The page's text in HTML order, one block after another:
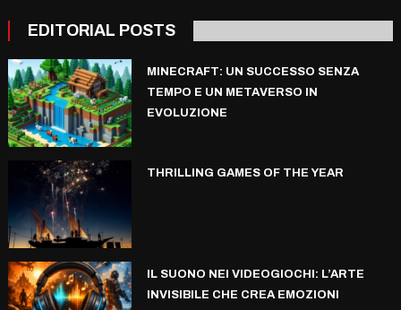
EDITORIAL POSTS
MINECRAFT: UN SUCCESSO SENZA
TEMPO E UN METAVERSO IN
EVOLUZIONE
THRILLING GAMES OF THE YEAR
IL SUONO NEI VIDEOGIOCHI: L’ARTE
INVISIBILE CHE CREA EMOZIONI